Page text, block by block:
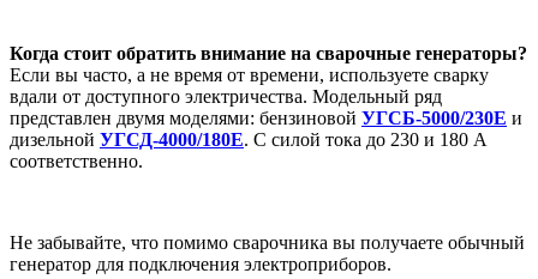
Когда стоит обратить внимание на сварочные генераторы?
Если вы часто, а не время от времени, используете сварку
вдали от доступного электричества. Модельный ряд
представлен двумя моделями: бензиновой УГСБ-5000/230Е и
дизельной УГСД-4000/180Е. С силой тока до 230 и 180 А
соответственно.
Не забывайте, что помимо сварочника вы получаете обычный
генератор для подключения электроприборов.